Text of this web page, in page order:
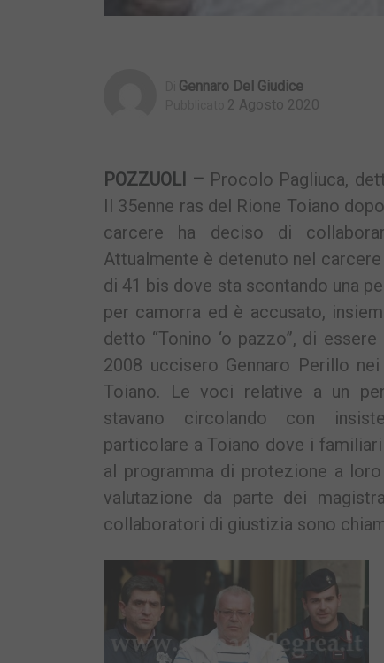
Gennaro Del Giudice
2 Agosto 2020
POZZUOLI – Procolo Pagliuca,
Il 35enne ras del Rione Toiano
carcere ha deciso di
Attualmente è detenuto nel
di 41 bis dove sta scontando una
per camorra ed è accusato,
detto “Tonino ‘o pazzo”, di
2008 uccisero Gennaro Perillo
Toiano. Le voci relative a un
stavano circolando con
particolare a Toiano dove i
al programma di protezione a
valutazione da parte dei
collaboratori di giustizia sono